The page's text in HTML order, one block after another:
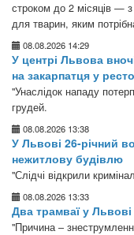
строком до 2 місяців —
для тварин, яким
08.08.2026 14:29
У центрі Львова
на закарпатця у
"Унаслідок нападу
грудей.
08.08.2026 13:38
У Львові 26-річний
нежитлову будівлю
"Слідчі відкрили
08.08.2026 13:33
Два трамваї у
"Причина –